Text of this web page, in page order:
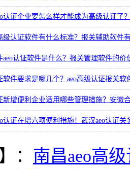
认证企业要怎么样才能成为高级认证了
级认证软件有什么标准？报关辅助软件
aeo认证软件是什么？报关管理软件的价
软件要求是哪几个？aeo高级认证报关
新增便利企业适用哪些管理措施？安徽
认证在增六项便利措施！武汉aeo认证
： 南昌aeo高